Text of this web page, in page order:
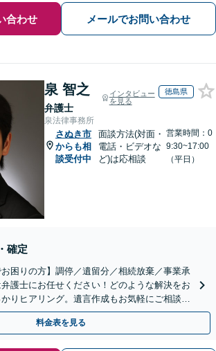
合わせ メールでお問い合わせ
泉 智之
弁護士
インタビュー
を見る
徳島県
泉法律事務所
さぬき市
からも相
談受付中
面談方法(対面・
電話・ビデオな
ど)は応相談
営業時間：0
9:30~17:00
（平日）
確定
お困りの方】調停／遺留分／相続放棄／事業承
護士にお任せください！どのような解決をお
りヒアリング。遺言作成もお気軽にご相談く
料金表を見る